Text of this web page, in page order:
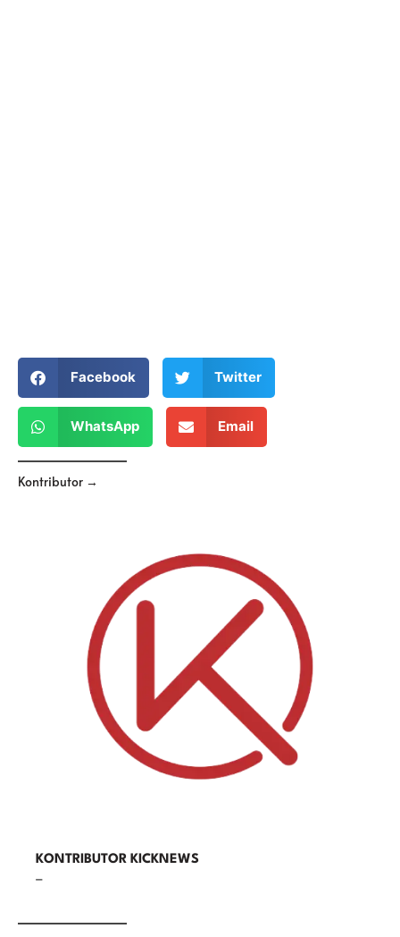
Facebook Twitter
WhatsApp Email
Kontributor →
KONTRIBUTOR KICKNEWS
–